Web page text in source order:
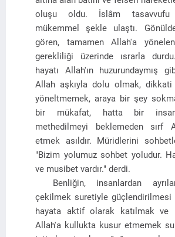
oluşu oldu. İslâm
mükemmel şekle ulaştı.
gören, tamamen Allah'a
gerekliliği üzerinde ısrarla
hayatı Allah'ın huzurundaymış
Allah aşkıyla dolu olmak,
yöneltmemek, araya bir şey
bir mükafat, hatta bir insan
methedilmeyi beklemeden sırf
etmek asıldır. Müridlerini
"Bizim yolumuz sohbet yoludur.
ve musibet vardır." derdi.
Benliğin, insanlardan
çekilmek suretiyle güçlendirilmesi
hayata aktif olarak katılmak ve
Allah'a kullukta kusur etmemek